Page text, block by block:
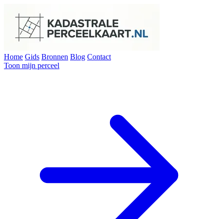
Home Gids Bronnen Blog Contact
Toon mijn perceel